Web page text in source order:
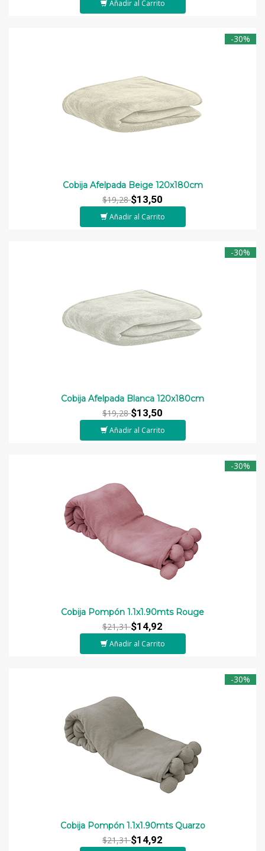
Añadir al Carrito
-30%
Cobija Afelpada Beige 120x180cm
$19,28$13,50
Añadir al Carrito
-30%
Cobija Afelpada Blanca 120x180cm
$19,28$13,50
Añadir al Carrito
-30%
Cobija Pompón 1.1x1.90mts Rouge
$21,31$14,92
Añadir al Carrito
-30%
Cobija Pompón 1.1x1.90mts Quarzo
$21,31$14,92